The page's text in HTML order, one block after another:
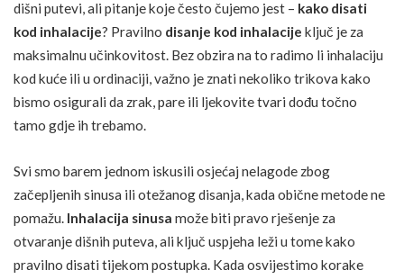
dišni putevi, ali pitanje koje često čujemo jest – kako disati
kod inhalacije? Pravilno disanje kod inhalacije ključ je za
maksimalnu učinkovitost. Bez obzira na to radimo li inhalaciju
kod kuće ili u ordinaciji, važno je znati nekoliko trikova kako
bismo osigurali da zrak, pare ili ljekovite tvari dođu točno
tamo gdje ih trebamo.
Svi smo barem jednom iskusili osjećaj nelagode zbog
začepljenih sinusa ili otežanog disanja, kada obične metode ne
pomažu. Inhalacija sinusa može biti pravo rješenje za
otvaranje dišnih puteva, ali ključ uspjeha leži u tome kako
pravilno disati tijekom postupka. Kada osvijestimo korake